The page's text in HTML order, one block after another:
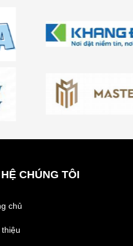
CHÚNG TÔI
chủ